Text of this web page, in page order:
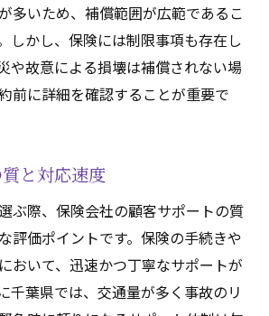
多いため、補償範囲が広範であるこ
しかし、保険には制限事項も存在し
や故意による損壊は補償されない場
前に詳細を確認することが重要で
と対応速度
ぶ際、保険会社の顧客サポートの質
評価ポイントです。保険の手続きや
おいて、迅速かつ丁寧なサポートが
千葉県では、交通量が多く事故のリ